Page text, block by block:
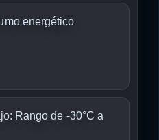
energético
Rango de -30°C a